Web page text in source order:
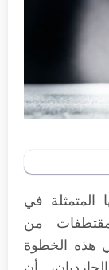
المتمثلة في
من
هذه الخطوة